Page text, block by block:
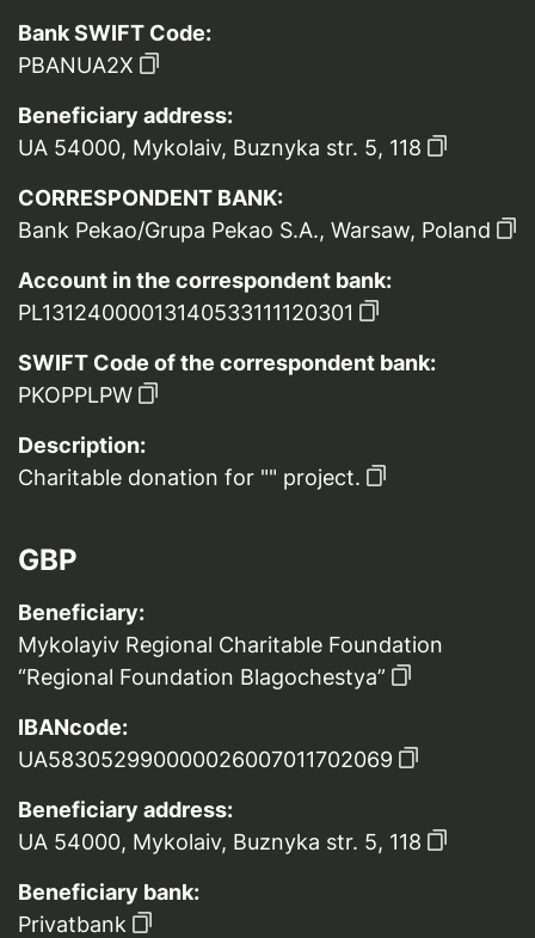
Bank SWIFT Code:
PBANUA2X
Beneficiary address:
UA 54000, Mykolaiv, Buznyka str. 5, 118
CORRESPONDENT BANK:
Bank Pekao/Grupa Pekao S.A., Warsaw, Poland
Account in the correspondent bank:
PL13124000013140533111120301
SWIFT Code of the correspondent bank:
PKOPPLPW
Description:
Charitable donation for "" project.
GBP
Beneficiary:
Mykolayiv Regional Charitable Foundation
“Regional Foundation Blagochestya”
IBANcode:
UA583052990000026007011702069
Beneficiary address:
UA 54000, Mykolaiv, Buznyka str. 5, 118
Beneficiary bank:
Privatbank